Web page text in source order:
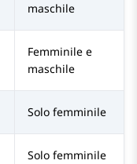
maschile
Femminile e
maschile
Solo femminile
Solo femminile